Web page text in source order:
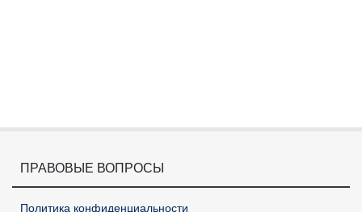
ПРАВОВЫЕ ВОПРОСЫ
Политика конфиденциальности